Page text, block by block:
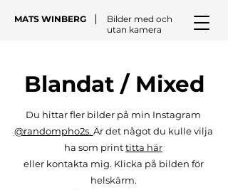
MATS WINBERG
Bilder med och
utan kamera
Blandat / Mixed
Du hittar fler bilder på min Instagram
@randompho2s. Är det något du kulle vilja
ha som printtitta här
eller kontakta mig. Klicka på bilden för
helskärm.